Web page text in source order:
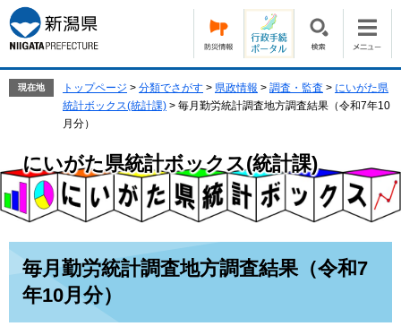
ー
ジ
の
ニ
ュ
ー
本
文
へ
現在地 トップページ > 分類でさがす > 県政情報 > 調査・監査 > にいがた県
統計ボックス(統計課) > 毎月勤労統計調査地方調査結果（令和7年10
月分）
にいがた県統計ボックス(統計課)
毎月勤労統計調査地方調査結果（令和7
年10月分）